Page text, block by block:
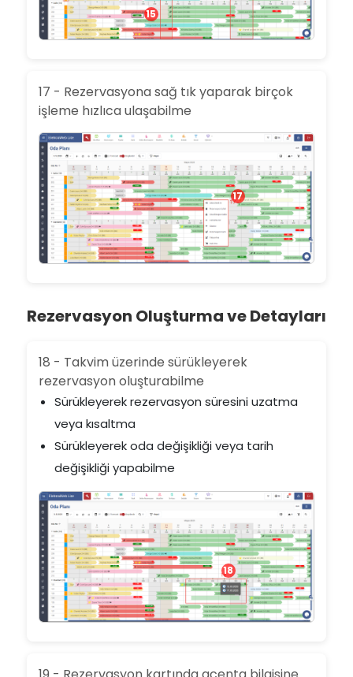
15
17 - Rezervasyona sağ tık yaparak birçok
işleme hızlıca ulaşabilme
17
Rezervasyon Oluşturma ve Detayları
18 - Takvim üzerinde sürükleyerek
rezervasyon oluşturabilme
Sürükleyerek rezervasyon süresini uzatma
veya kısaltma
Sürükleyerek oda değişikliği veya tarih
değişikliği yapabilme
18